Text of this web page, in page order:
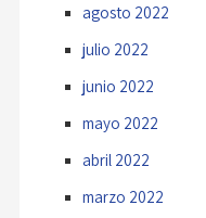
agosto 2022
julio 2022
junio 2022
mayo 2022
abril 2022
marzo 2022